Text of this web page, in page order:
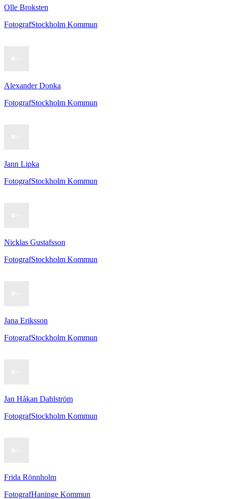
Olle Broksten
FotografStockholm Kommun
Alexander Donka
FotografStockholm Kommun
Jann Lipka
FotografStockholm Kommun
Nicklas Gustafsson
FotografStockholm Kommun
Jana Eriksson
FotografStockholm Kommun
Jan Håkan Dahlström
FotografStockholm Kommun
Frida Rönnholm
FotografHaninge Kommun